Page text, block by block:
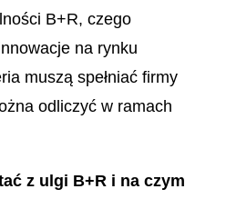
B+R, czego
na rynku
muszą spełniać firmy
odliczyć w ramach
z ulgi B+R i na czym